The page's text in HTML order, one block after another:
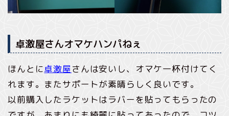
卓激屋さんオマケハンパねぇ
ほんとに卓激屋 さんは安いし、オマケ一杯付けてく
れます。またサポートが素晴らしく良いです。
以前購入したラケットはラバーを貼ってもらったの